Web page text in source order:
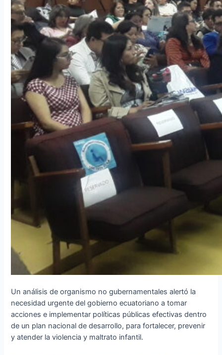
Un análisis de organismo no gubernamentales alertó la
necesidad urgente del gobierno ecuatoriano a tomar
acciones e implementar políticas públicas efectivas dentro
de un plan nacional de desarrollo, para fortalecer, prevenir
y atender la violencia y maltrato infantil.